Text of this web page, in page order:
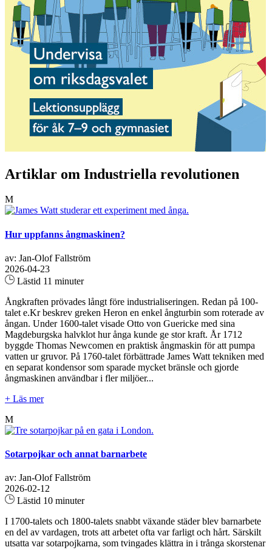
Artiklar om Industriella revolutionen
M
Hur uppfanns ångmaskinen?
av: Jan-Olof Fallström
2026-04-23
Lästid 11 minuter
Ångkraften prövades långt före industrialiseringen. Redan på 100-
talet e.Kr beskrev greken Heron en enkel ångturbin som roterade av
ångan. Under 1600-talet visade Otto von Guericke med sina
Magdeburgska halvklot hur ånga kunde ge stor kraft. År 1712
byggde Thomas Newcomen en praktisk ångmaskin för att pumpa
vatten ur gruvor. På 1760-talet förbättrade James Watt tekniken med
en separat kondensor som sparade mycket bränsle och gjorde
ångmaskinen användbar i fler miljöer...
+ Läs mer
M
Sotarpojkar och annat barnarbete
av: Jan-Olof Fallström
2026-02-12
Lästid 10 minuter
I 1700-talets och 1800-talets snabbt växande städer blev barnarbete
en del av vardagen, trots att arbetet ofta var farligt och hårt. Särskilt
utsatta var sotarpojkarna, som tvingades klättra in i trånga skorstenar